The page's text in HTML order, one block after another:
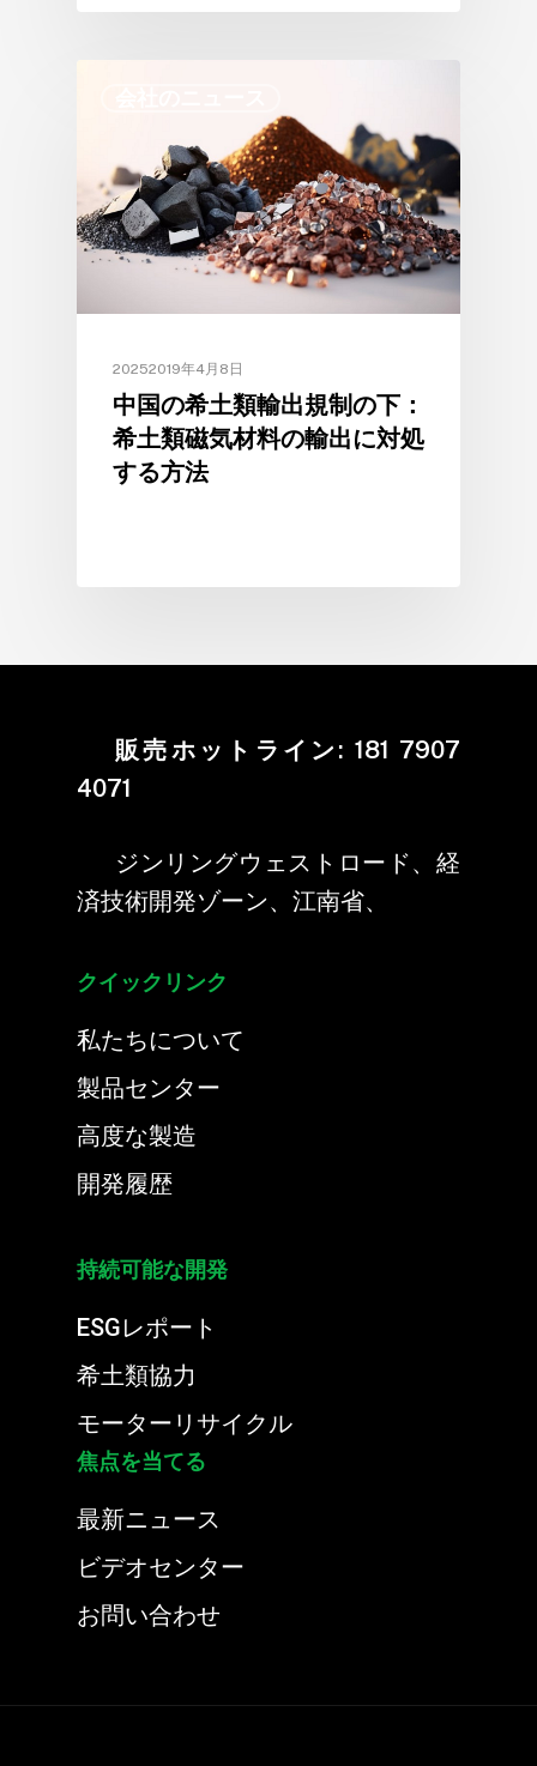
20252019年4月8日
中国の希土類輸出規制の下：
希土類磁気材料の輸出に対処
する方法
販売ホットライン: 181 7907
4071
ジンリングウェストロード、経
済技術開発ゾーン、江南省、
クイックリンク
私たちについて
製品センター
高度な製造
開発履歴
持続可能な開発
ESGレポート
希土類協力
モーターリサイクル
焦点を当てる
最新ニュース
ビデオセンター
お問い合わせ